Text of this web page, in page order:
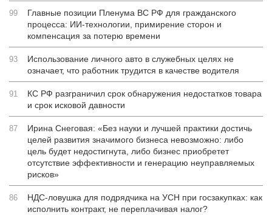
99
Главные позиции Пленума ВС РФ для гражданского
процесса: ИИ-технологии, примирение сторон и
компенсация за потерю времени
93
Использование личного авто в служебных целях не
означает, что работник трудится в качестве водителя
91
КС РФ разграничил срок обнаружения недостатков товара
и срок исковой давности
87
Ирина Снеговая: «Без науки и лучшей практики достичь
целей развития значимого бизнеса невозможно: либо
цель будет недостигнута, либо бизнес приобретет
отсутствие эффективности и генерацию неуправляемых
рисков»
86
НДС-ловушка для подрядчика на УСН при госзакупках: как
исполнить контракт, не переплачивая налог?